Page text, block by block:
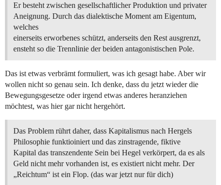
Er besteht zwischen gesellschaftlicher Produktion und privater
Aneignung. Durch das dialektische Moment am Eigentum,
welches
einerseits erworbenes schützt, anderseits den Rest ausgrenzt,
ensteht so die Trennlinie der beiden antagonistischen Pole.
Das ist etwas verbrämt formuliert, was ich gesagt habe. Aber wir
wollen nicht so genau sein. Ich denke, dass du jetzt wieder die
Bewegungsgesetze oder irgend etwas anderes heranziehen
möchtest, was hier gar nicht hergehört.
Das Problem rührt daher, dass Kapitalismus nach Hergels
Philosophie funktioiniert und das zinstragende, fiktive
Kapital das transzendente Sein bei Hegel verkörpert, da es als
Geld nicht mehr vorhanden ist, es existiert nicht mehr. Der
„Reichtum“ ist ein Flop. (das war jetzt nur für dich)